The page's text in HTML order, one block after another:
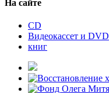
На сайте
CD
Видеокассет и DVD
книг